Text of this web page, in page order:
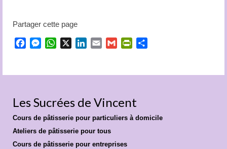
Partager cette page
FacebookMessenger
WhatsAppLinkedIn
Email Gmail PrintFriendly
Les Sucrées de Vincent
Cours de pâtisserie pour particuliers à domicile
Ateliers de pâtisserie pour tous
Cours de pâtisserie pour entreprises